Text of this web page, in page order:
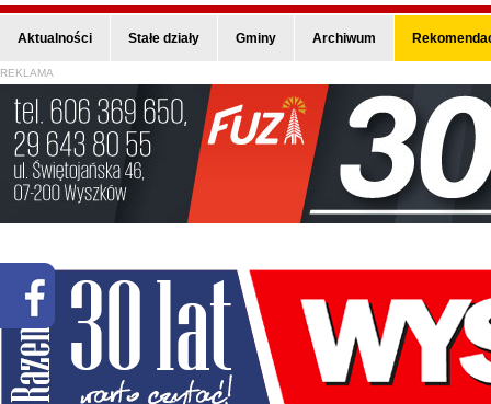
Aktualności Stałe działy Gminy Archiwum
REKLAMA